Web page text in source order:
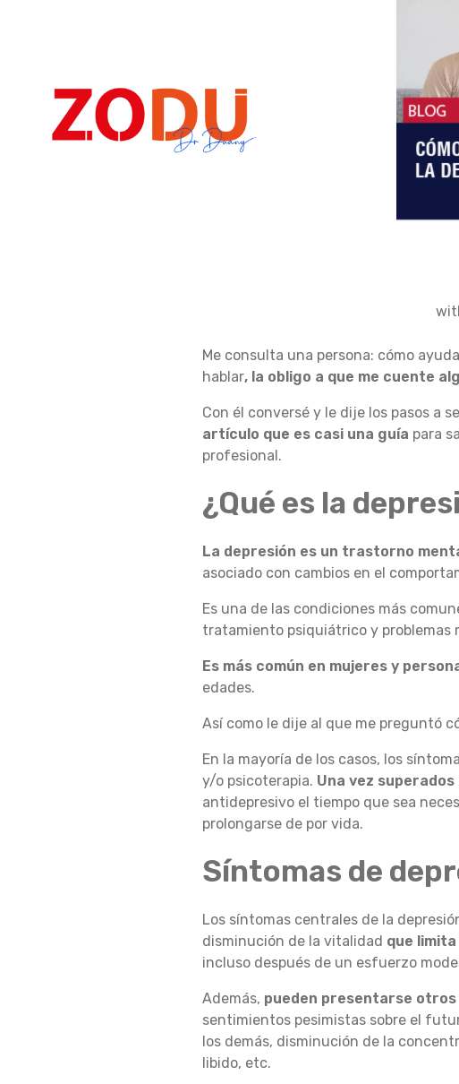
Ó
M
O
A
Y
U
D
A
R
A
M
Me consulta una persona: cómo
hablar, la obligo a que me cuente
Con él conversé y le dije los pasos a
artículo que es casi una guía para
profesional.
¿Qué es la
La depresión es un trastorno
asociado con cambios en el
Es una de las condiciones más
tratamiento psiquiátrico y problemas
Es más común en mujeres y
edades.
Así como le dije al que me preguntó
En la mayoría de los casos, los
y/o psicoterapia. Una vez
antidepresivo el tiempo que sea
prolongarse de por vida.
Síntomas de
Los síntomas centrales de la
disminución de la vitalidad que
incluso después de un esfuerzo
Además, pueden presentarse
sentimientos pesimistas sobre el
los demás, disminución de la
libido, etc.